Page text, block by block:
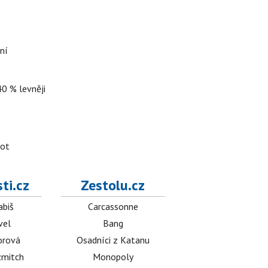
% levněji
Zestolu.cz
Carcassonne
Bang
Osadníci z Katanu
Monopoly